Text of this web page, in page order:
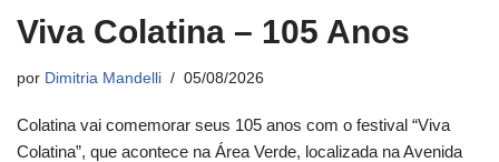
Viva Colatina – 105 Anos
por Dimitria Mandelli 05/08/2026
Colatina vai comemorar seus 105 anos com o festival “Viva
Colatina”, que acontece na Área Verde, localizada na Avenida